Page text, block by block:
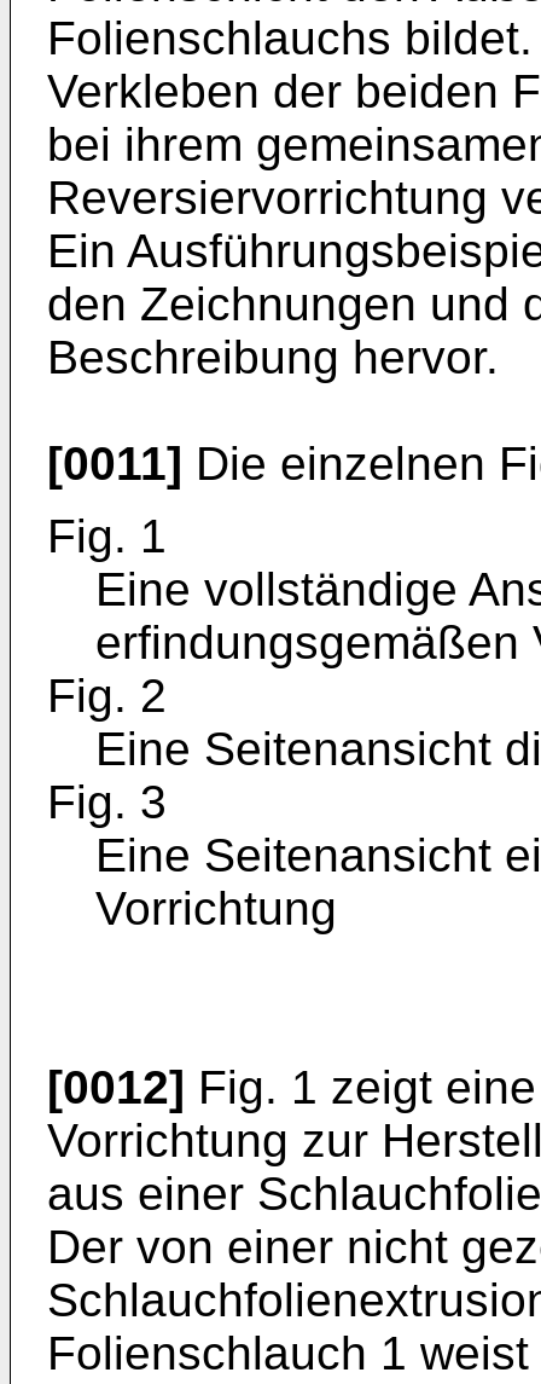
Folienschlauchs
Verkleben der beiden
bei ihrem
Reversiervorrichtung
Ein
den Zeichnungen und
Beschreibung hervor.
[0011] Die einzelnen
Fig. 1
Eine vollständige
erfindungsgemäßen
Fig. 2
Eine Seitenansicht
Fig. 3
Eine Seitenansicht
Vorrichtung
[0012] Fig. 1 zeigt
Vorrichtung zur
aus einer
Der von einer nicht
Folienschlauch 1